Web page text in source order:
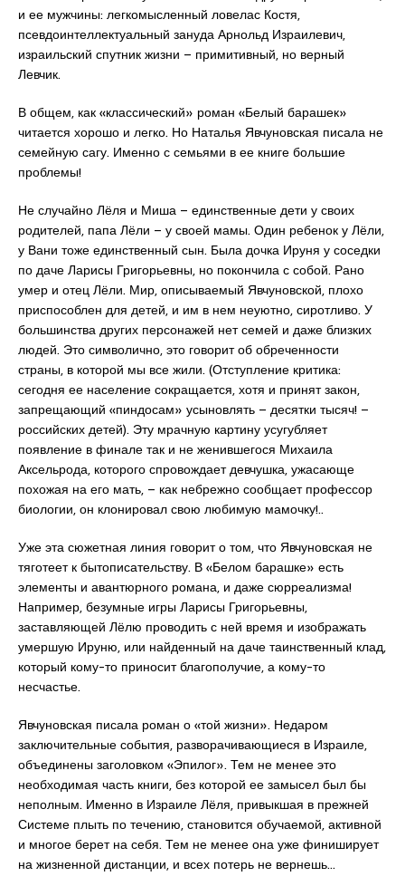
и ее мужчины: легкомысленный ловелас Костя,
псевдоинтеллектуальный зануда Арнольд Израилевич,
израильский спутник жизни – примитивный, но верный
Левчик.
В общем, как «классический» роман «Белый барашек»
читается хорошо и легко. Но Наталья Явчуновская писала не
семейную сагу. Именно с семьями в ее книге большие
проблемы!
Не случайно Лёля и Миша – единственные дети у своих
родителей, папа Лёли – у своей мамы. Один ребенок у Лёли,
у Вани тоже единственный сын. Была дочка Ируня у соседки
по даче Ларисы Григорьевны, но покончила с собой. Рано
умер и отец Лёли. Мир, описываемый Явчуновской, плохо
приспособлен для детей, и им в нем неуютно, сиротливо. У
большинства других персонажей нет семей и даже близких
людей. Это символично, это говорит об обреченности
страны, в которой мы все жили. (Отступление критика:
сегодня ее население сокращается, хотя и принят закон,
запрещающий «пиндосам» усыновлять – десятки тысяч! –
российских детей). Эту мрачную картину усугубляет
появление в финале так и не женившегося Михаила
Аксельрода, которого спровождает девчушка, ужасающе
похожая на его мать, – как небрежно сообщает профессор
биологии, он клонировал свою любимую мамочку!..
Уже эта сюжетная линия говорит о том, что Явчуновская не
тяготеет к бытописательству. В «Белом барашке» есть
элементы и авантюрного романа, и даже сюрреализма!
Например, безумные игры Ларисы Григорьевны,
заставляющей Лёлю проводить с ней время и изображать
умершую Ируню, или найденный на даче таинственный клад,
который кому-то приносит благополучие, а кому-то
несчастье.
Явчуновская писала роман о «той жизни». Недаром
заключительные события, разворачивающиеся в Израиле,
объединены заголовком «Эпилог». Тем не менее это
необходимая часть книги, без которой ее замысел был бы
неполным. Именно в Израиле Лёля, привыкшая в прежней
Системе плыть по течению, становится обучаемой, активной
и многое берет на себя. Тем не менее она уже финиширует
на жизненной дистанции, и всех потерь не вернешь…